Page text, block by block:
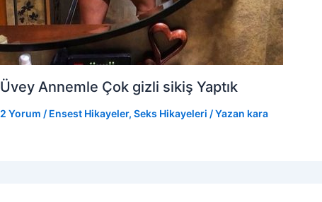
Üvey Annemle Çok gizli sikiş Yaptık
2 Yorum / Ensest Hikayeler, Seks Hikayeleri / Yazan kara